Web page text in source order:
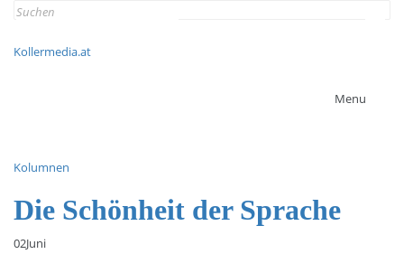
Search
Kollermedia.at
Menu
Kolumnen
Die Schönheit der Sprache
02Juni